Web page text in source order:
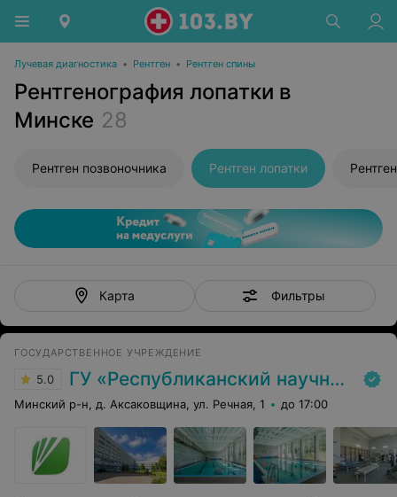
Лучевая диагностика • Рентген • Рентген спины
Рентгенография лопатки в
Минске 28
Рентген позвоночника Рентген лопатки
Карта Фильтры
ГОСУДАРСТВЕННОЕ УЧРЕЖДЕНИЕ
5.0 ГУ «Республиканский научно-практический центр медицинской экспертизы и реабилитаци»
Минский р-н, д. Аксаковщина, ул. Речная, 1 до 17:00